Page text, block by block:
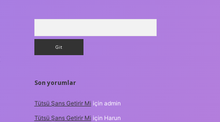
Son yorumlar
Tütsü Şans Getirir Mi için admin
Tütsü Şans Getirir Mi için Harun